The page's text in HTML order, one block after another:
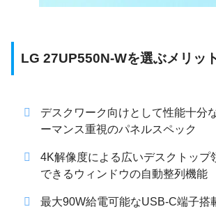
LG 27UP550N-Wを選ぶメリッ
デスクワーク向けとして性能十分
ーマンス重視のパネルスペック
4K解像度による広いデスクトップ
できるウィンドウの自動整列機能
最大90W給電可能なUSB-C端子搭